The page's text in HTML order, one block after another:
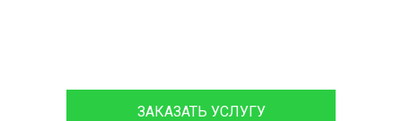
ЗАКАЗАТЬ УСЛУГУ